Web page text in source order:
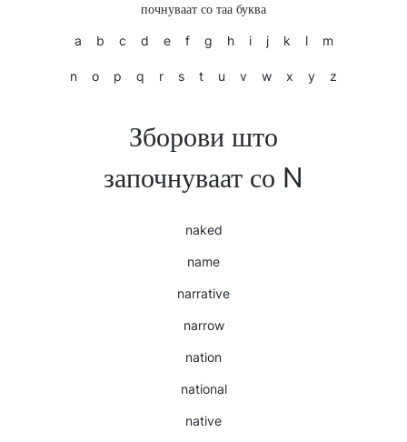
почнуваат со таа буква
a b c d e f g h i j k l m
n o p q r s t u v w x y z
Зборови што
започнуваат со N
naked
name
narrative
narrow
nation
national
native